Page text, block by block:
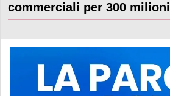
commerciali per 300 milioni